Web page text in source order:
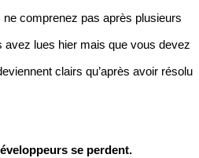
comprenez pas après plusieurs
avez lues hier mais que vous devez
clairs qu’après avoir résolu
se perdent.